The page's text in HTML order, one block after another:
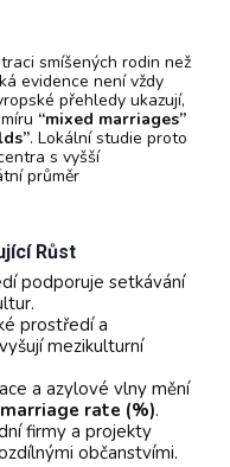
smíšených rodin než
evidence není vždy
přehledy ukazují,
“mixed marriages”
. Lokální studie proto
s vyšší
průměr
Růst
podporuje setkávání
prostředí a
mezikulturní
a azylové vlny mění
rate (%).
firmy a projekty
občanstvími.